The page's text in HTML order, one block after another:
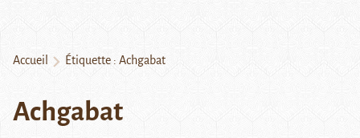
Accueil Étiquette : Achgabat
Achgabat